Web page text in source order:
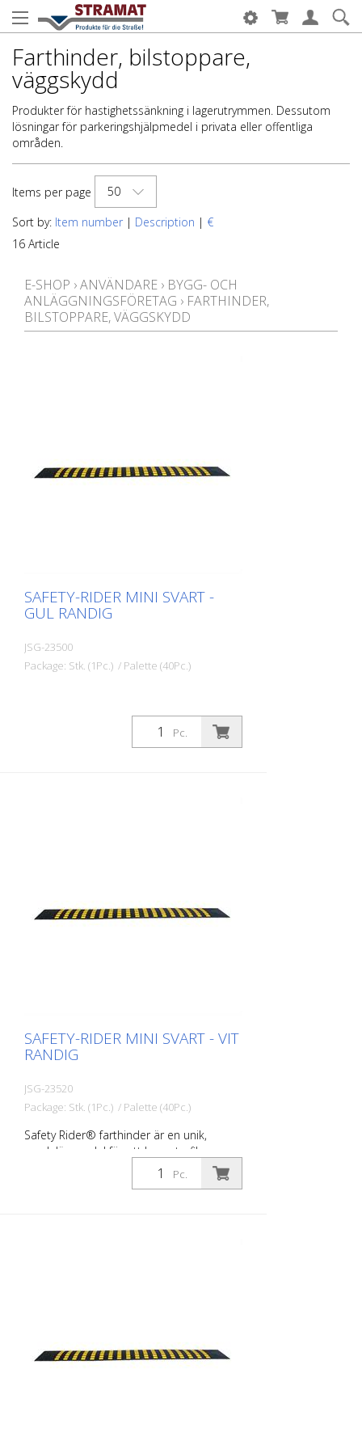
Farthinder, bilstoppare,
väggskydd
Produkter för hastighetssänkning i lagerutrymmen. Dessutom
lösningar för parkeringshjälpmedel i privata eller offentliga
områden.
Items per page
50
Sort by: Item number | Description | €
16 Article
E-SHOP ›ANVÄNDARE › BYGG- OCH
ANLÄGGNINGSFÖRETAG › FARTHINDER,
BILSTOPPARE, VÄGGSKYDD
SAFETY-RIDER MINI SVART -
GUL RANDIG
JSG-23500
Package: Stk. (1Pc.) / Palette (40Pc.)
Pc.
SAFETY-RIDER MINI SVART - VIT
RANDIG
JSG-23520
Package: Stk. (1Pc.) / Palette (40Pc.)
Safety Rider® farthinder är en unik,
modulär modul för att lugna trafiken som
bromsar trafiken samtidigt som det
kontinuerliga trafikflödet bibehålls.
dåliga väderförhållanden och på natten -
är lätta att installera - olika längder kan
Pc.